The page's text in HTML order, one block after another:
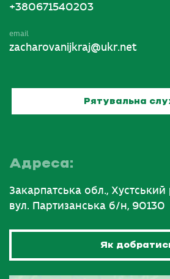
+380671540203
email
zacharovanijkraj@ukr.net
Рятувальна
Адреса:
Закарпатська обл., Хустський
вул. Партизанська б/н, 90130
Як